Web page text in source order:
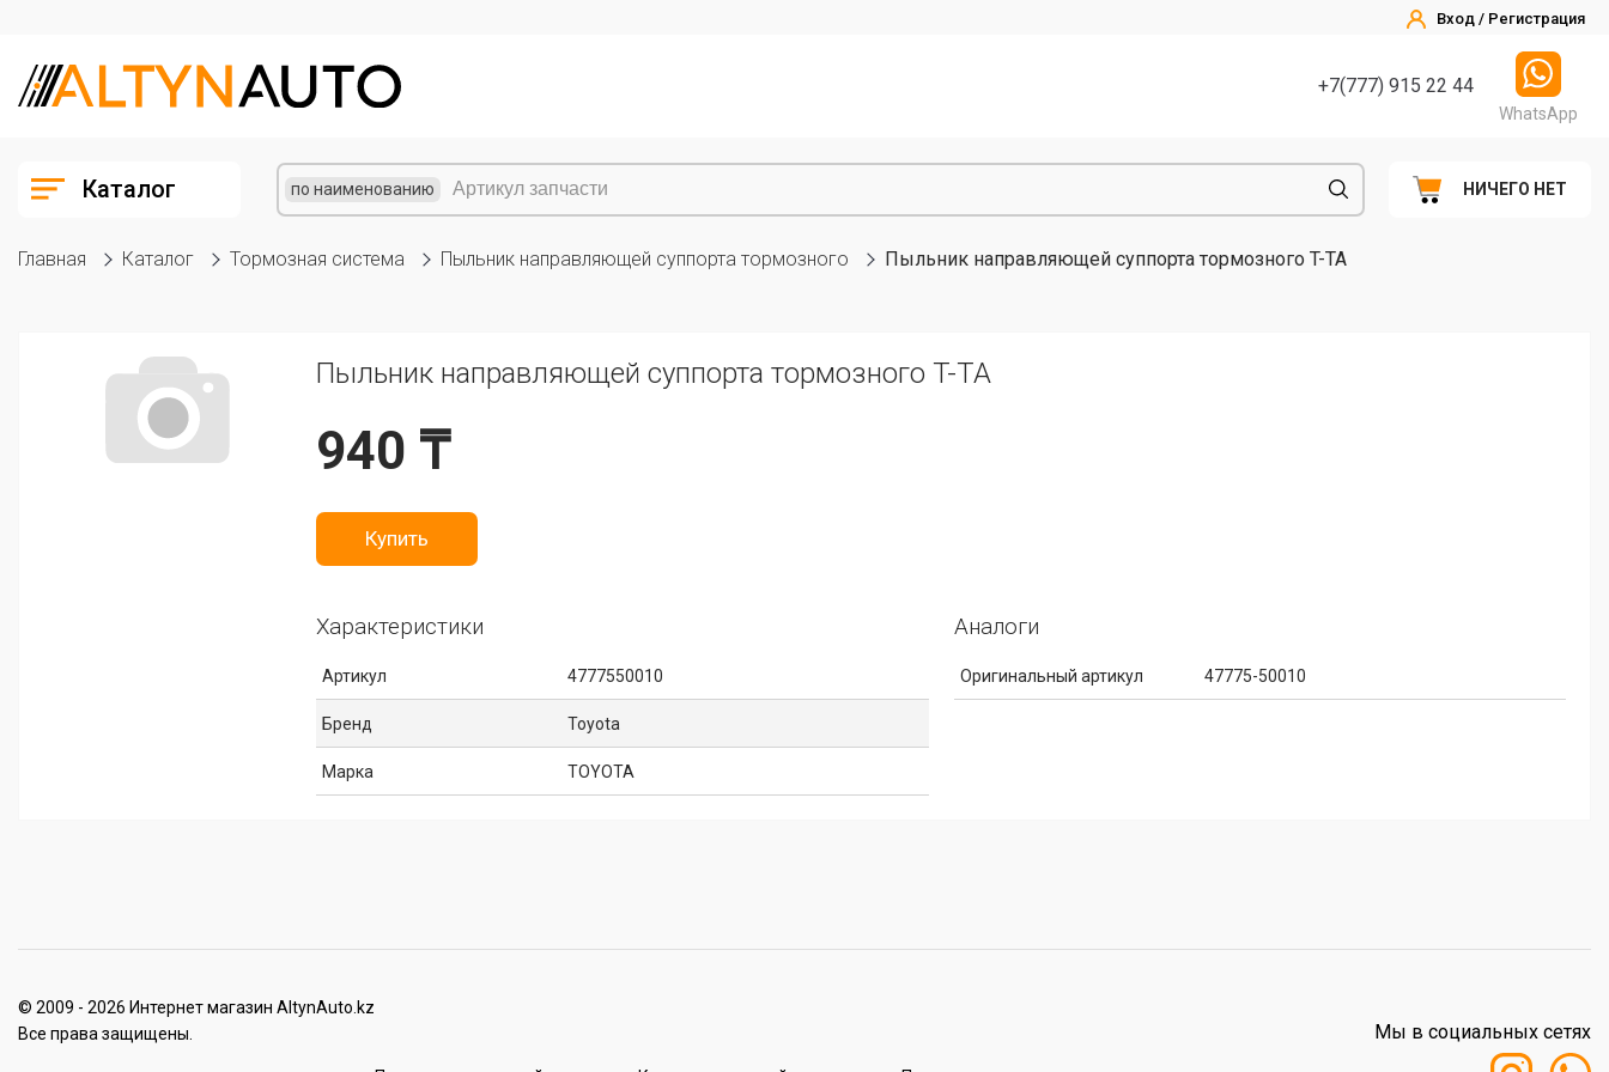
Вход / Регистрация
+7(777) 915 22 44
WhatsApp
Каталог по наименованию НИЧЕГО НЕТ
Главная Каталог Тормозная система Пыльник направляющей суппорта тормозного Пыльник направляющей суппорта тормозного T-TA
Пыльник направляющей суппорта тормозного T-TA
940 ₸
Купить
Характеристики
Артикул 4777550010
Бренд Toyota
Марка TOYOTA
Аналоги
Оригинальный артикул 47775-50010
© 2009 - 2026 Интернет магазин AltynAuto.kz
Все права защищены.
Мы в социальных сетях